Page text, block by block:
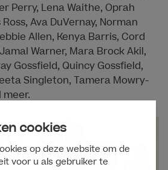
cookies
op deze website om de
voor u als gebruiker te
Perry, Lena Waithe, Oprah
Ava DuVernay, Norman
Allen, Kenya Barris, Cord
Warner, Mara Brock Akil,
Gossfield, Quincy Gossfield,
Singleton, Tamera Mowry-
meer.